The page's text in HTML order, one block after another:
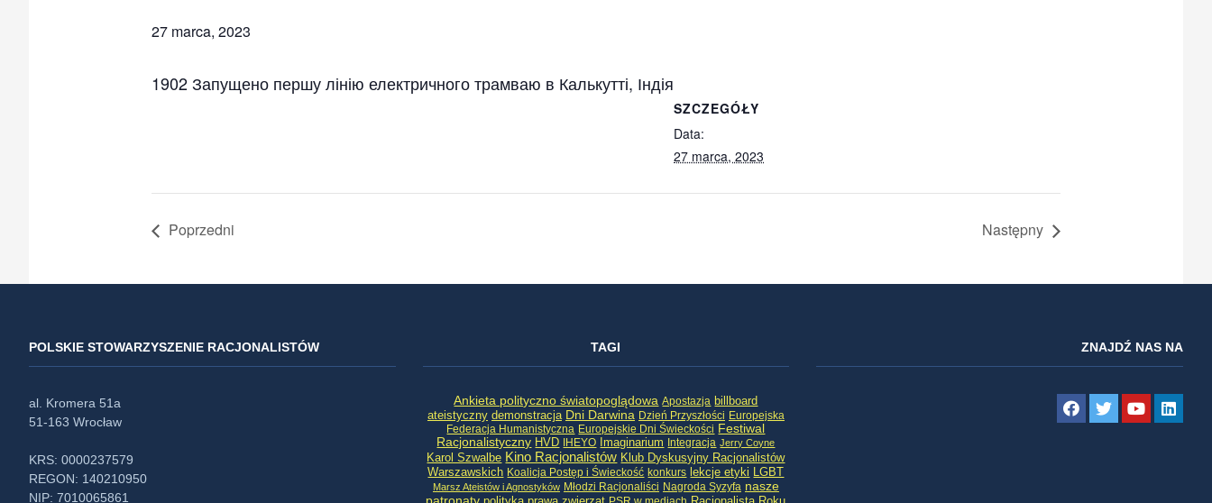
27 marca, 2023
1902 Запущено першу лінію електричного трамваю в Калькутті, Індія
SZCZEGÓŁY
Data:
27 marca, 2023
Poprzedni Następny
POLSKIE STOWARZYSZENIE RACJONALISTÓW
al. Kromera 51a
51-163 Wrocław
KRS: 0000237579
REGON: 140210950
NIP: 7010065861
TAGI
Ankieta polityczno światopoglądowa Apostazja billboard
ateistyczny demonstracja Dni Darwina Dzień Przyszłości Europejska
Federacja Humanistyczna Europejskie Dni Świeckości Festiwal
Racjonalistyczny HVD IHEYO Imaginarium Integracja Jerry Coyne
Karol Szwalbe Kino Racjonalistów Klub Dyskusyjny Racjonalistów
Warszawskich Koalicja Postęp i Świeckość konkurs lekcje etyki LGBT
Marsz Ateistów i Agnostyków Młodzi Racjonaliści Nagroda Syzyfa nasze
ZNAJDŹ NAS NA